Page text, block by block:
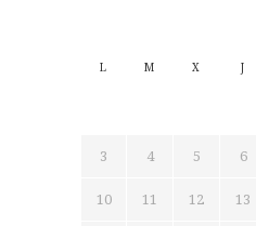
L M X
3 4 5 6
10 11 12 13